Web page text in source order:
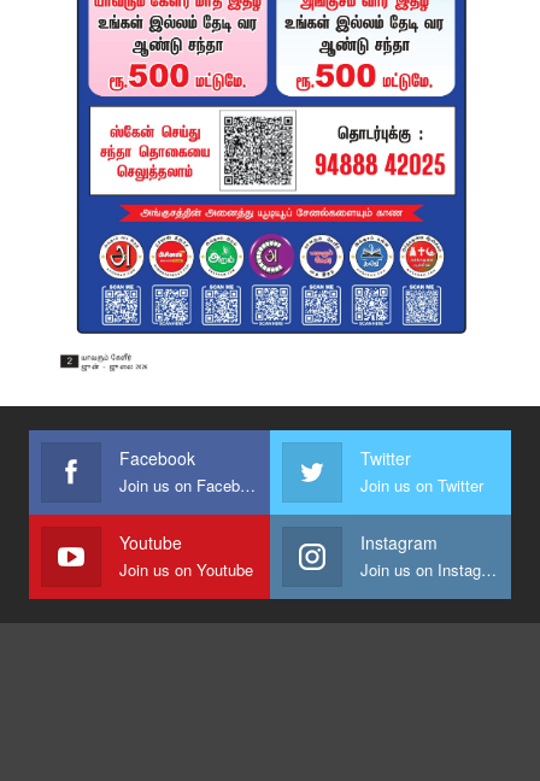
Facebook
Join us on Facebook
Twitter
Join us on Twitter
Youtube
Join us on Youtube
Instagram
Join us on Instagram